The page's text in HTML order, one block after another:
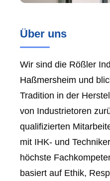
Über uns
Wir sind die Rößler
Haßmersheim und
Tradition in der
von Industrietoren
qualifizierten
mit IHK- und
höchste
basiert auf Ethik,